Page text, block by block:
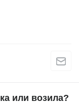
или возила?